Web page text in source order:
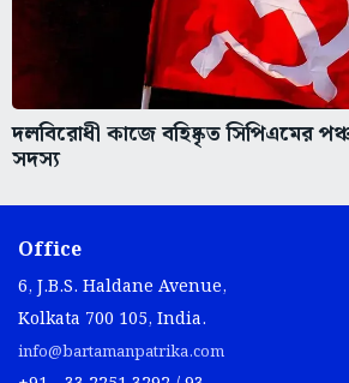
দলবিরোধী কাজে বহিষ্কৃত সিপিএমের
সদস্য
Office
6, J.B.S. Haldane Avenue,
Kolkata 700 105, India.
info@bartamanpatrika.com